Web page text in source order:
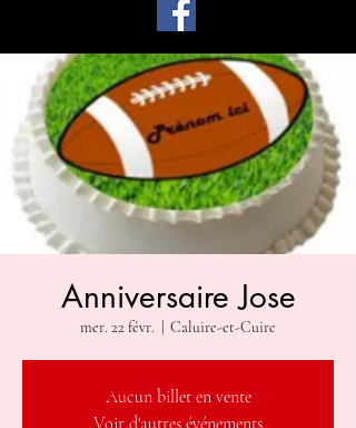
Anniversaire Jose
mer. 22 févr. Caluire-et-Cuire
Aucun billet en vente
Voir d'autres événements